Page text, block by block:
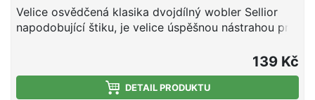
Velice osvědčená klasika dvojdílný wobler Sellior
napodobující štiku, je velice úspěšnou nástrahou pro
kvalitními trojháčky od značky VMC. Plastové tělo
obsahuje ocelové kuličky, které fungují jako
139 Kč
DETAIL PRODUKTU